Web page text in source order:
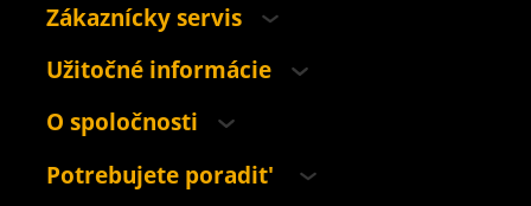
Zákaznícky servis
Užitočné informácie
O spoločnosti
Potrebujete poradit'